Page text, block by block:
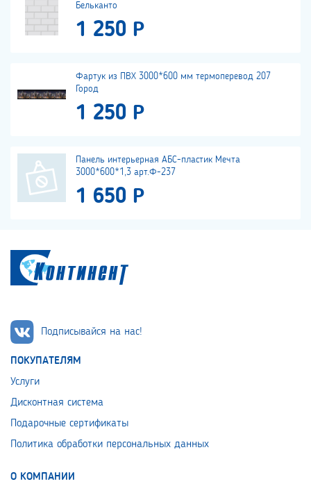
Бельканто
1 250 Р
Фартук из ПВХ 3000*600 мм термоперевод 207
Город
1 250 Р
Панель интерьерная АБС-пластик Мечта
3000*600*1,3 арт.Ф-237
1 650 Р
Подписывайся на нас!
ПОКУПАТЕЛЯМ
Услуги
Дисконтная система
Подарочные сертификаты
Политика обработки персональных данных
О КОМПАНИИ